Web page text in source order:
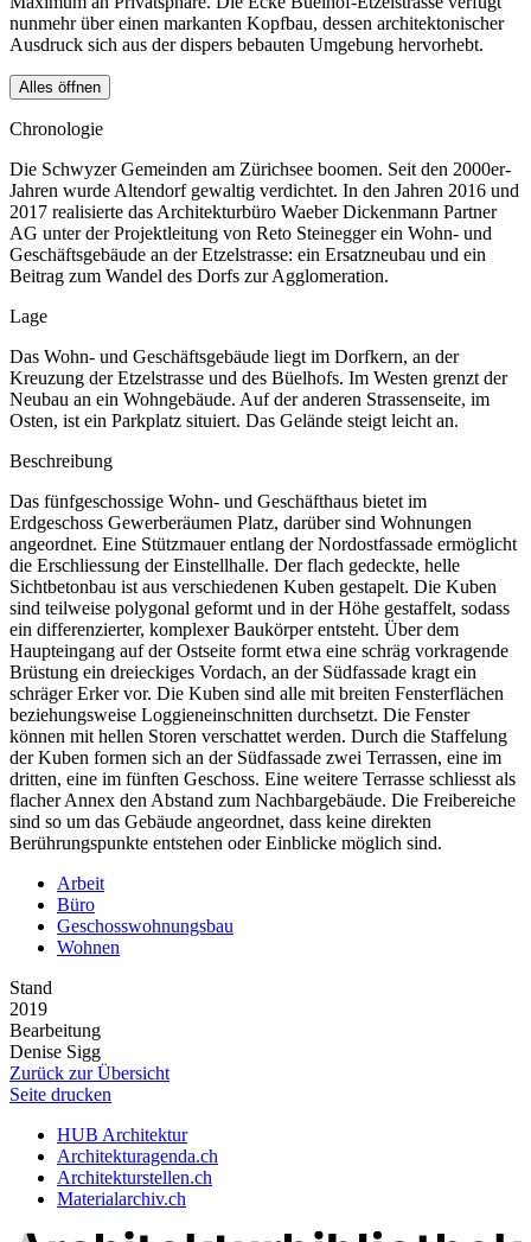
nunmehr über einen markanten Kopfbau, dessen architektonischer
Ausdruck sich aus der dispers bebauten Umgebung hervorhebt.
Alles öffnen
Chronologie
Die Schwyzer Gemeinden am Zürichsee boomen. Seit den 2000er-
Jahren wurde Altendorf gewaltig verdichtet. In den Jahren 2016 und
2017 realisierte das Architekturbüro Waeber Dickenmann Partner
AG unter der Projektleitung von Reto Steinegger ein Wohn- und
Geschäftsgebäude an der Etzelstrasse: ein Ersatzneubau und ein
Beitrag zum Wandel des Dorfs zur Agglomeration.
Lage
Das Wohn- und Geschäftsgebäude liegt im Dorfkern, an der
Kreuzung der Etzelstrasse und des Büelhofs. Im Westen grenzt der
Neubau an ein Wohngebäude. Auf der anderen Strassenseite, im
Osten, ist ein Parkplatz situiert. Das Gelände steigt leicht an.
Beschreibung
Das fünfgeschossige Wohn- und Geschäfthaus bietet im
Erdgeschoss Gewerberäumen Platz, darüber sind Wohnungen
angeordnet. Eine Stützmauer entlang der Nordostfassade ermöglicht
die Erschliessung der Einstellhalle. Der flach gedeckte, helle
Sichtbetonbau ist aus verschiedenen Kuben gestapelt. Die Kuben
sind teilweise polygonal geformt und in der Höhe gestaffelt, sodass
ein differenzierter, komplexer Baukörper entsteht. Über dem
Haupteingang auf der Ostseite formt etwa eine schräg vorkragende
Brüstung ein dreieckiges Vordach, an der Südfassade kragt ein
schräger Erker vor. Die Kuben sind alle mit breiten Fensterflächen
beziehungsweise Loggieneinschnitten durchsetzt. Die Fenster
können mit hellen Storen verschattet werden. Durch die Staffelung
der Kuben formen sich an der Südfassade zwei Terrassen, eine im
dritten, eine im fünften Geschoss. Eine weitere Terrasse schliesst als
flacher Annex den Abstand zum Nachbargebäude. Die Freibereiche
sind so um das Gebäude angeordnet, dass keine direkten
Berührungspunkte entstehen oder Einblicke möglich sind.
Arbeit
Büro
Geschosswohnungsbau
Wohnen
Stand
2019
Bearbeitung
Denise Sigg
Zurück zur Übersicht
Seite drucken
HUB Architektur
Architekturagenda.ch
Architekturstellen.ch
Materialarchiv.ch